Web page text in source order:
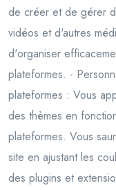
de créer et de gérer
vidéos et d'autres
d'organiser
plateformes. -
plateformes : Vous
des thèmes en
plateformes. Vous
site en ajustant les
des plugins et